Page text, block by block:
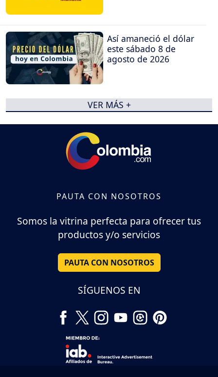
Así amaneció el dólar
este sábado 8 de
agosto de 2026
VER MÁS +
PAUTA CON NOSOTROS
Somos la vitrina perfecta para ofrecer tus
productos y/o servicios
PAUTA CON NOSOTROS
SÍGUENOS EN